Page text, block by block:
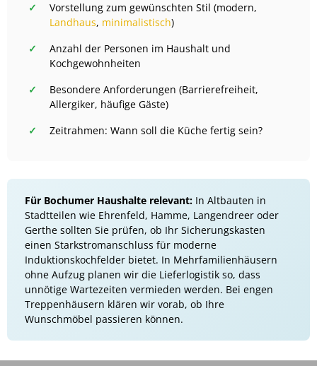
Vorstellung zum gewünschten Stil (modern,
Landhaus, minimalistisch)
Anzahl der Personen im Haushalt und
Kochgewohnheiten
Besondere Anforderungen (Barrierefreiheit,
Allergiker, häufige Gäste)
Zeitrahmen: Wann soll die Küche fertig sein?
Für Bochumer Haushalte relevant: In Altbauten in
Stadtteilen wie Ehrenfeld, Hamme, Langendreer oder
Gerthe sollten Sie prüfen, ob Ihr Sicherungskasten
einen Starkstromanschluss für moderne
Induktionskochfelder bietet. In Mehrfamilienhäusern
ohne Aufzug planen wir die Lieferlogistik so, dass
unnötige Wartezeiten vermieden werden. Bei engen
Treppenhäusern klären wir vorab, ob Ihre
Wunschmöbel passieren können.